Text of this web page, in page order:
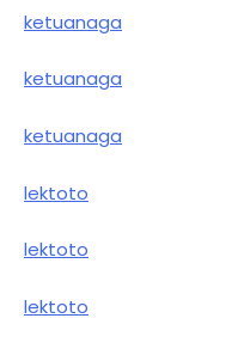
ketuanaga
ketuanaga
ketuanaga
lektoto
lektoto
lektoto